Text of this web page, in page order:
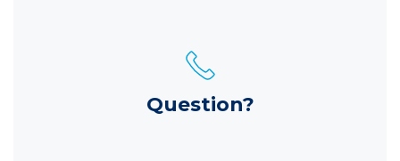
Question?